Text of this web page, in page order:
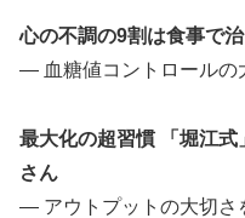
心の不調の9割は食事で
— 血糖値コントロールの
最大化の超習慣 「堀江
さん
— アウトプットの大切さ